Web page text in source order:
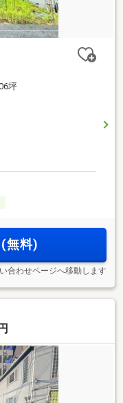
坪
無料)
合わせページへ移動します